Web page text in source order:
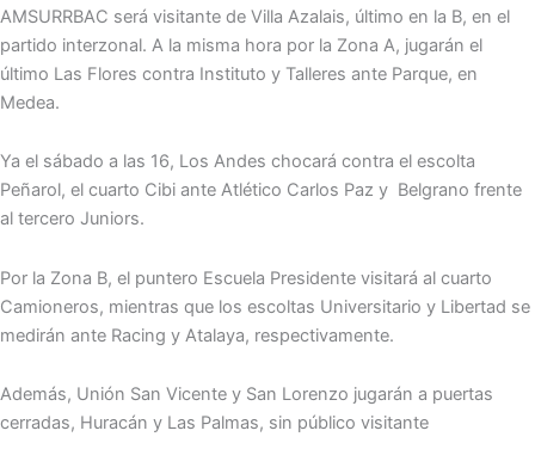
AMSURRBAC será visitante de Villa Azalais, último en la B, en el
partido interzonal. A la misma hora por la Zona A, jugarán el
último Las Flores contra Instituto y Talleres ante Parque, en
Medea.
Ya el sábado a las 16, Los Andes chocará contra el escolta
Peñarol, el cuarto Cibi ante Atlético Carlos Paz y Belgrano frente
al tercero Juniors.
Por la Zona B, el puntero Escuela Presidente visitará al cuarto
Camioneros, mientras que los escoltas Universitario y Libertad se
medirán ante Racing y Atalaya, respectivamente.
Además, Unión San Vicente y San Lorenzo jugarán a puertas
cerradas, Huracán y Las Palmas, sin público visitante